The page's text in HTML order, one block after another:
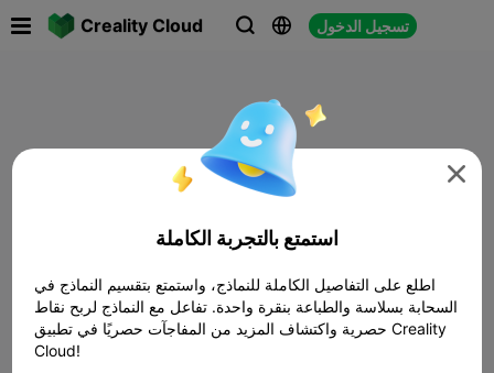
Creality Cloud   تسجيل الدخول

استمتع بالتجربة الكاملة
اطلع على التفاصيل الكاملة للنماذج، واستمتع بتقسيم النماذج في
السحابة بسلاسة والطباعة بنقرة واحدة. تفاعل مع النماذج لربح نقاط
حصرية واكتشاف المزيد من المفاجآت حصريًا في تطبيق Creality
Cloud!